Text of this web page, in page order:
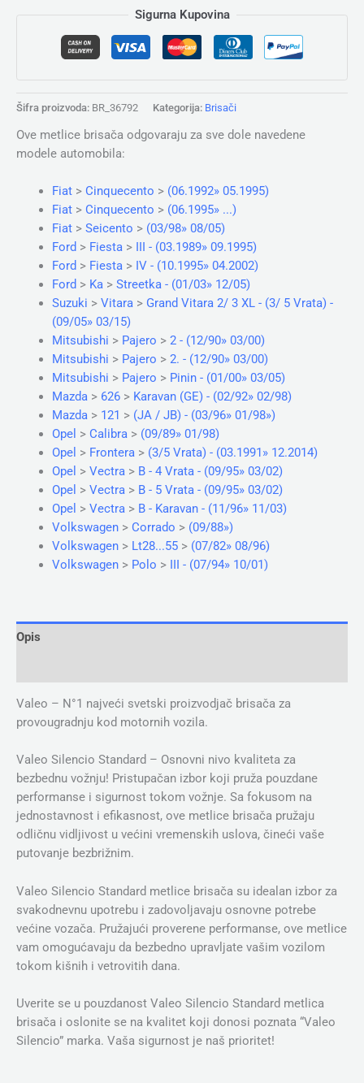
Sigurna Kupovina
Šifra proizvoda: BR_36792 Kategorija: Brisači
Ove metlice brisača odgovaraju za sve dole navedene
modele automobila:
Fiat> Cinquecento > (06.1992» 05.1995)
Fiat> Cinquecento > (06.1995» ...)
Fiat> Seicento > (03/98» 08/05)
Ford > Fiesta> III - (03.1989» 09.1995)
Ford > Fiesta> IV - (10.1995» 04.2002)
Ford > Ka> Streetka - (01/03» 12/05)
Suzuki > Vitara> Grand Vitara 2/ 3 XL - (3/ 5 Vrata) -
(09/05» 03/15)
Mitsubishi > Pajero > 2 - (12/90» 03/00)
Mitsubishi > Pajero > 2. - (12/90» 03/00)
Mitsubishi > Pajero > Pinin - (01/00» 03/05)
Mazda> 626> Karavan (GE) - (02/92» 02/98)
Mazda> 121 > (JA / JB) - (03/96» 01/98»)
Opel > Calibra> (09/89» 01/98)
Opel > Frontera> (3/5 Vrata) - (03.1991» 12.2014)
Opel > Vectra> B - 4 Vrata - (09/95» 03/02)
Opel > Vectra> B - 5 Vrata - (09/95» 03/02)
Opel > Vectra> B - Karavan - (11/96» 11/03)
Volkswagen> Corrado > (09/88»)
Volkswagen> Lt28...55> (07/82» 08/96)
Volkswagen> Polo > III - (07/94» 10/01)
Opis
Valeo – N°1 najveći svetski proizvodjač brisača za
provougradnju kod motornih vozila.
Valeo Silencio Standard – Osnovni nivo kvaliteta za
bezbednu vožnju! Pristupačan izbor koji pruža pouzdane
performanse i sigurnost tokom vožnje. Sa fokusom na
jednostavnost i efikasnost, ove metlice brisača pružaju
odličnu vidljivost u većini vremenskih uslova, čineći vaše
putovanje bezbrižnim.
Valeo Silencio Standard metlice brisača su idealan izbor za
svakodnevnu upotrebu i zadovoljavaju osnovne potrebe
većine vozača. Pružajući proverene performanse, ove metlice
vam omogućavaju da bezbedno upravljate vašim vozilom
tokom kišnih i vetrovitih dana.
Uverite se u pouzdanost Valeo Silencio Standard metlica
brisača i oslonite se na kvalitet koji donosi poznata “Valeo
Silencio” marka. Vaša sigurnost je naš prioritet!